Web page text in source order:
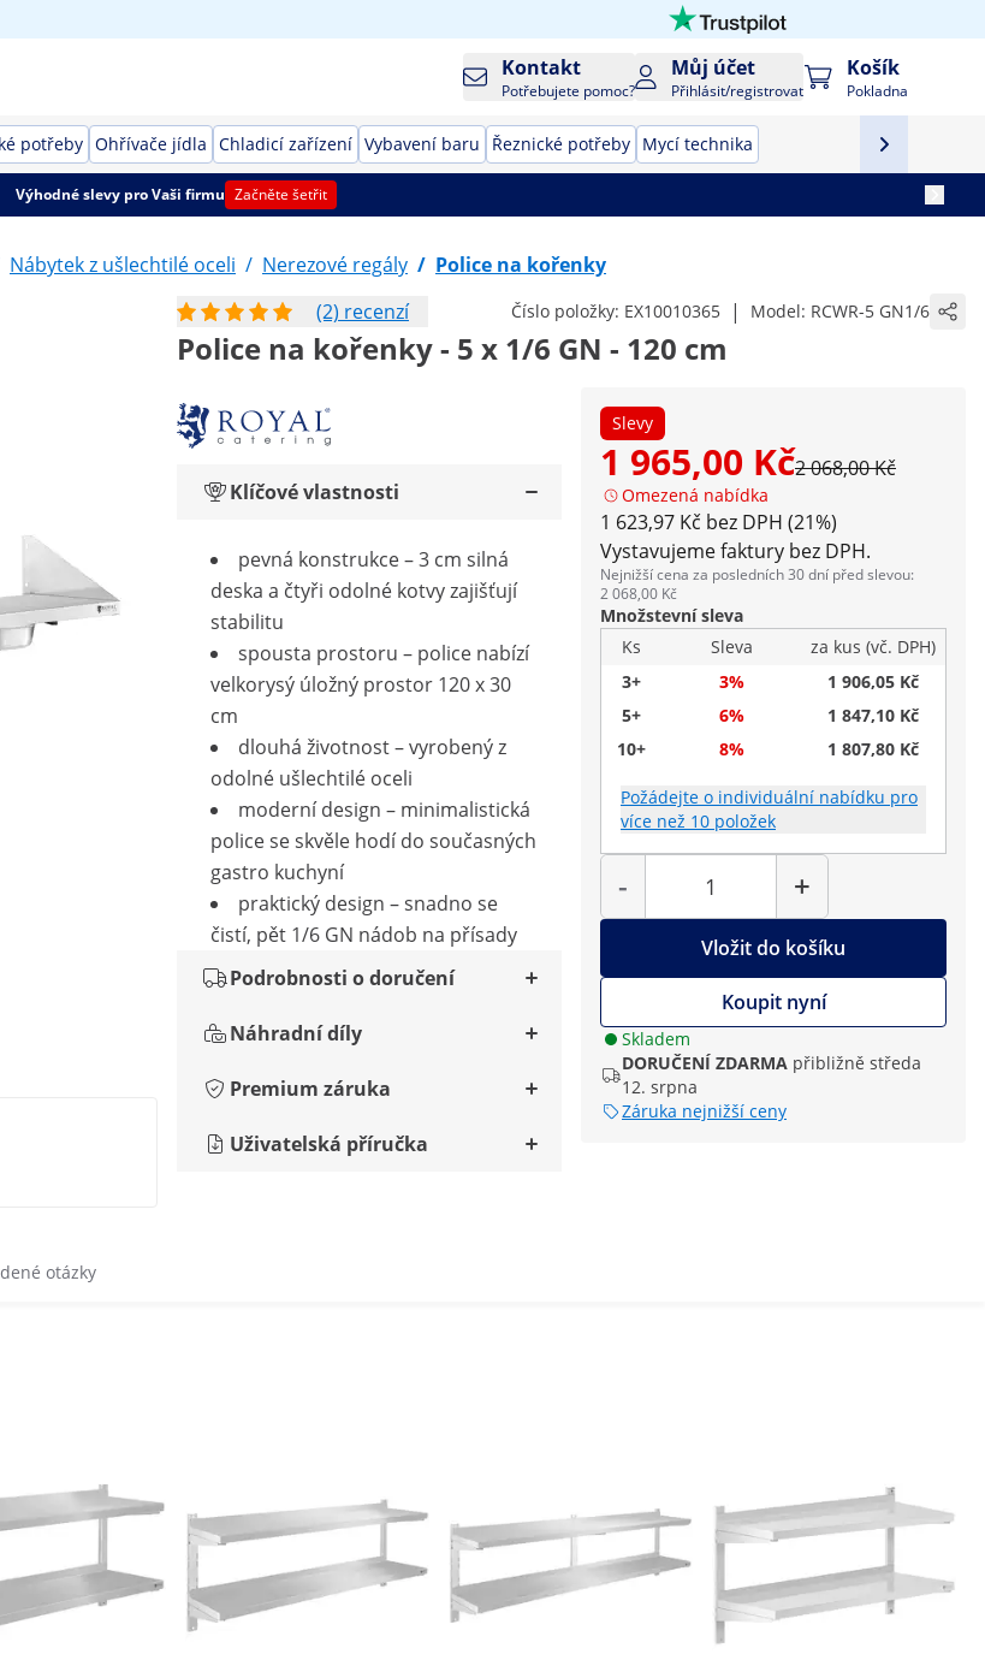
Kontakt
Potřebujete pomoc?
Můj účet
Přihlásit/registrovat
Košík
Pokladna
potřeby Ohřívače jídla Chladicí zařízení Vybavení baru Řeznické potřeby Mycí technika
Výhodné slevy pro Vaši firmu Začněte šetřit
Nábytek z ušlechtilé oceli / Nerezové regály / Police na kořenky
(2) recenzí
Číslo položky: EX10010365 | Model: RCWR-5 GN1/6
Police na kořenky - 5 x 1/6 GN - 120 cm
Slevy
1 965,00 Kč2 068,00 Kč
Omezená nabídka
1 623,97 Kč bez DPH (21%)
Vystavujeme faktury bez DPH.
Nejnižší cena za posledních 30 dní před slevou:
2 068,00 Kč
Množstevní sleva
Ks
Sleva
za kus (vč. DPH)
3+
3%
1 906,05 Kč
5+
6%
1 847,10 Kč
10+
8% 1 807,80 Kč
Požádejte o individuální nabídku pro
více než 10 položek
-
Počet
+
Vložit do košíku
Koupit nyní
Skladem
DORUČENÍ ZDARMA přibližně středa
12. srpna
Záruka nejnižší ceny
Klíčové vlastnosti
pevná konstrukce – 3 cm silná
deska a čtyři odolné kotvy zajišťují
stabilitu
spousta prostoru – police nabízí
velkorysý úložný prostor 120 x 30
cm
dlouhá životnost – vyrobený z
odolné ušlechtilé oceli
moderní design – minimalistická
police se skvěle hodí do současných
gastro kuchyní
praktický design – snadno se
čistí, pět 1/6 GN nádob na přísady
Podrobnosti o doručení
Náhradní díly
Premium záruka
Uživatelská příručka
otázky